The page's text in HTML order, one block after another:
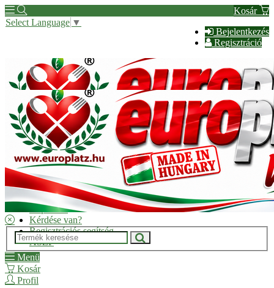
Kosár
Bejelentkezés
Regisztráció
Select Language ▼
Hírek
Kapcsolat
Kérdése van?
Regisztrációs segítség
ÁSZF
Menü
Kosár
Profil